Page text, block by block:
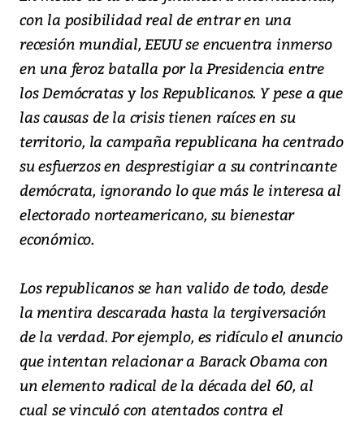
con la posibilidad real de entrar en una
recesión mundial, EEUU se encuentra inmerso
en una feroz batalla por la Presidencia entre
los Demócratas y los Republicanos. Y pese a que
las causas de la crisis tienen raíces en su
territorio, la campaña republicana ha centrado
su esfuerzos en desprestigiar a su contrincante
demócrata, ignorando lo que más le interesa al
electorado norteamericano, su bienestar
económico.
Los republicanos se han valido de todo, desde
la mentira descarada hasta la tergiversación
de la verdad. Por ejemplo, es ridículo el anuncio
que intentan relacionar a Barack Obama con
un elemento radical de la década del 60, al
cual se vinculó con atentados contra el